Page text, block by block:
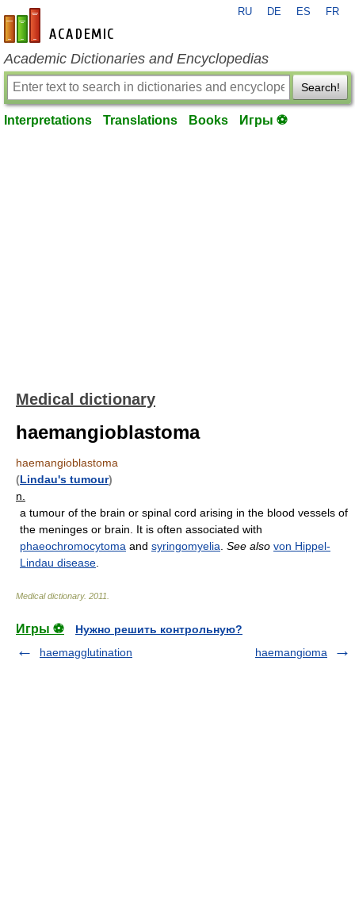
en-academic.com
RU DE ES FR
Academic Dictionaries and Encyclopedias
Search!
Interpretations Translations Books Игры ⚽
Medical dictionary
haemangioblastoma
haemangioblastoma
(Lindau's tumour)
n.
a tumour of the brain or spinal cord arising in the blood vessels of
the meninges or brain. It is often associated with
phaeochromocytoma and syringomyelia See also von Hippel-
Lindau disease
Medical dictionary. 2011
Игры ⚽
Нужно решить контрольную?
haemagglutination
haemangioma